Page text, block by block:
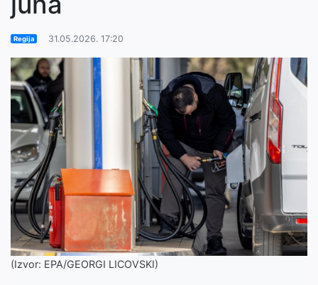
Regija 31.05.2026. 17:20
(Izvor: EPA/GEORGI LICOVSKI)